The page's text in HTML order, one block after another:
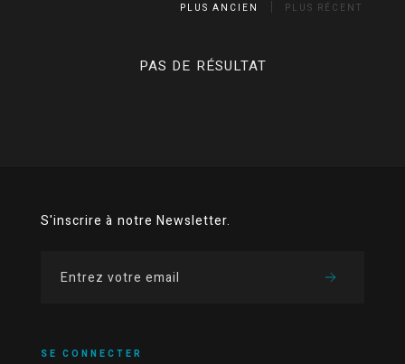
PLUS ANCIEN PLUS RÉCENT
PAS DE RÉSULTAT
S'inscrire à notre Newsletter.
SE CONNECTER